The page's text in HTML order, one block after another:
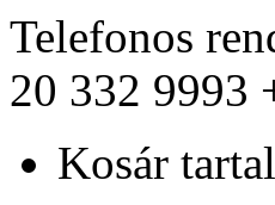
Telefonos
20 332 9993
Kosár